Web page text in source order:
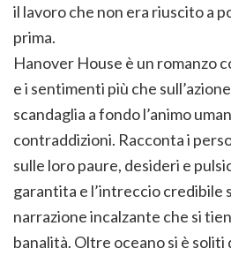
il lavoro che non era riuscito a
prima.
Hanover House è un romanzo
e i sentimenti più che
scandaglia a fondo l’animo
contraddizioni. Racconta i
sulle loro paure, desideri e
garantita e l’intreccio credibile
narrazione incalzante che si
banalità. Oltre oceano si è